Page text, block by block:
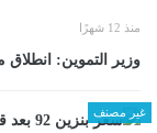
منذ 12 شهرًا
وزير التموين: انطلاق معارض أهلًا
غير مصنف